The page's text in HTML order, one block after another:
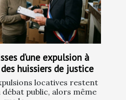
d’une expulsion à
huissiers de justice
locatives restent
public, alors même